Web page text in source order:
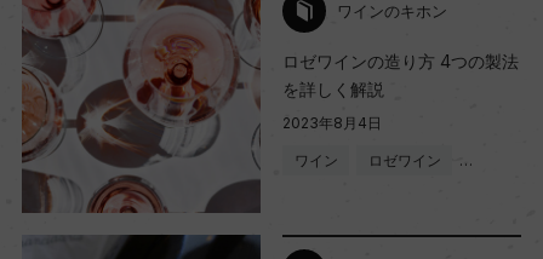
ワインのキホン
ロゼワインの造り方 4つの製法
を詳しく解説
2023年8月4日
ワイン ロゼワイン …